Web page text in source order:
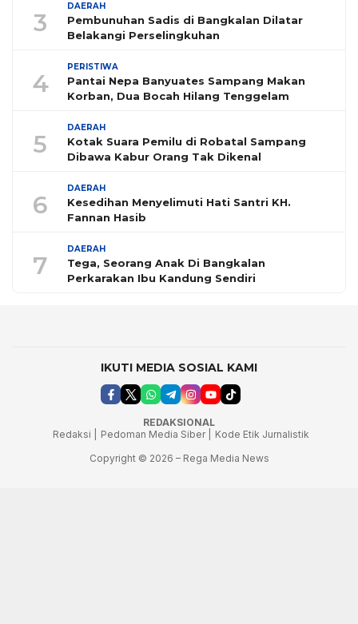
3
DAERAH
Pembunuhan Sadis di Bangkalan Dilatar
Belakangi Perselingkuhan
4
PERISTIWA
Pantai Nepa Banyuates Sampang Makan
Korban, Dua Bocah Hilang Tenggelam
5
DAERAH
Kotak Suara Pemilu di Robatal Sampang
Dibawa Kabur Orang Tak Dikenal
6
DAERAH
Kesedihan Menyelimuti Hati Santri KH.
Fannan Hasib
7
DAERAH
Tega, Seorang Anak Di Bangkalan
Perkarakan Ibu Kandung Sendiri
IKUTI MEDIA SOSIAL KAMI
REDAKSIONAL
Redaksi |
Pedoman Media Siber |
Kode Etik Jurnalistik
Copyright © 2026 – Rega Media News